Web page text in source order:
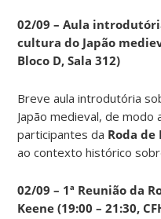
02/09 – Aula
cultura do Japão
Bloco D, Sala 312)
Breve aula introdutória
Japão medieval, de modo
participantes da Roda de
ao contexto histórico
02/09 – 1ª Reunião da
Keene (19:00 – 21:30,